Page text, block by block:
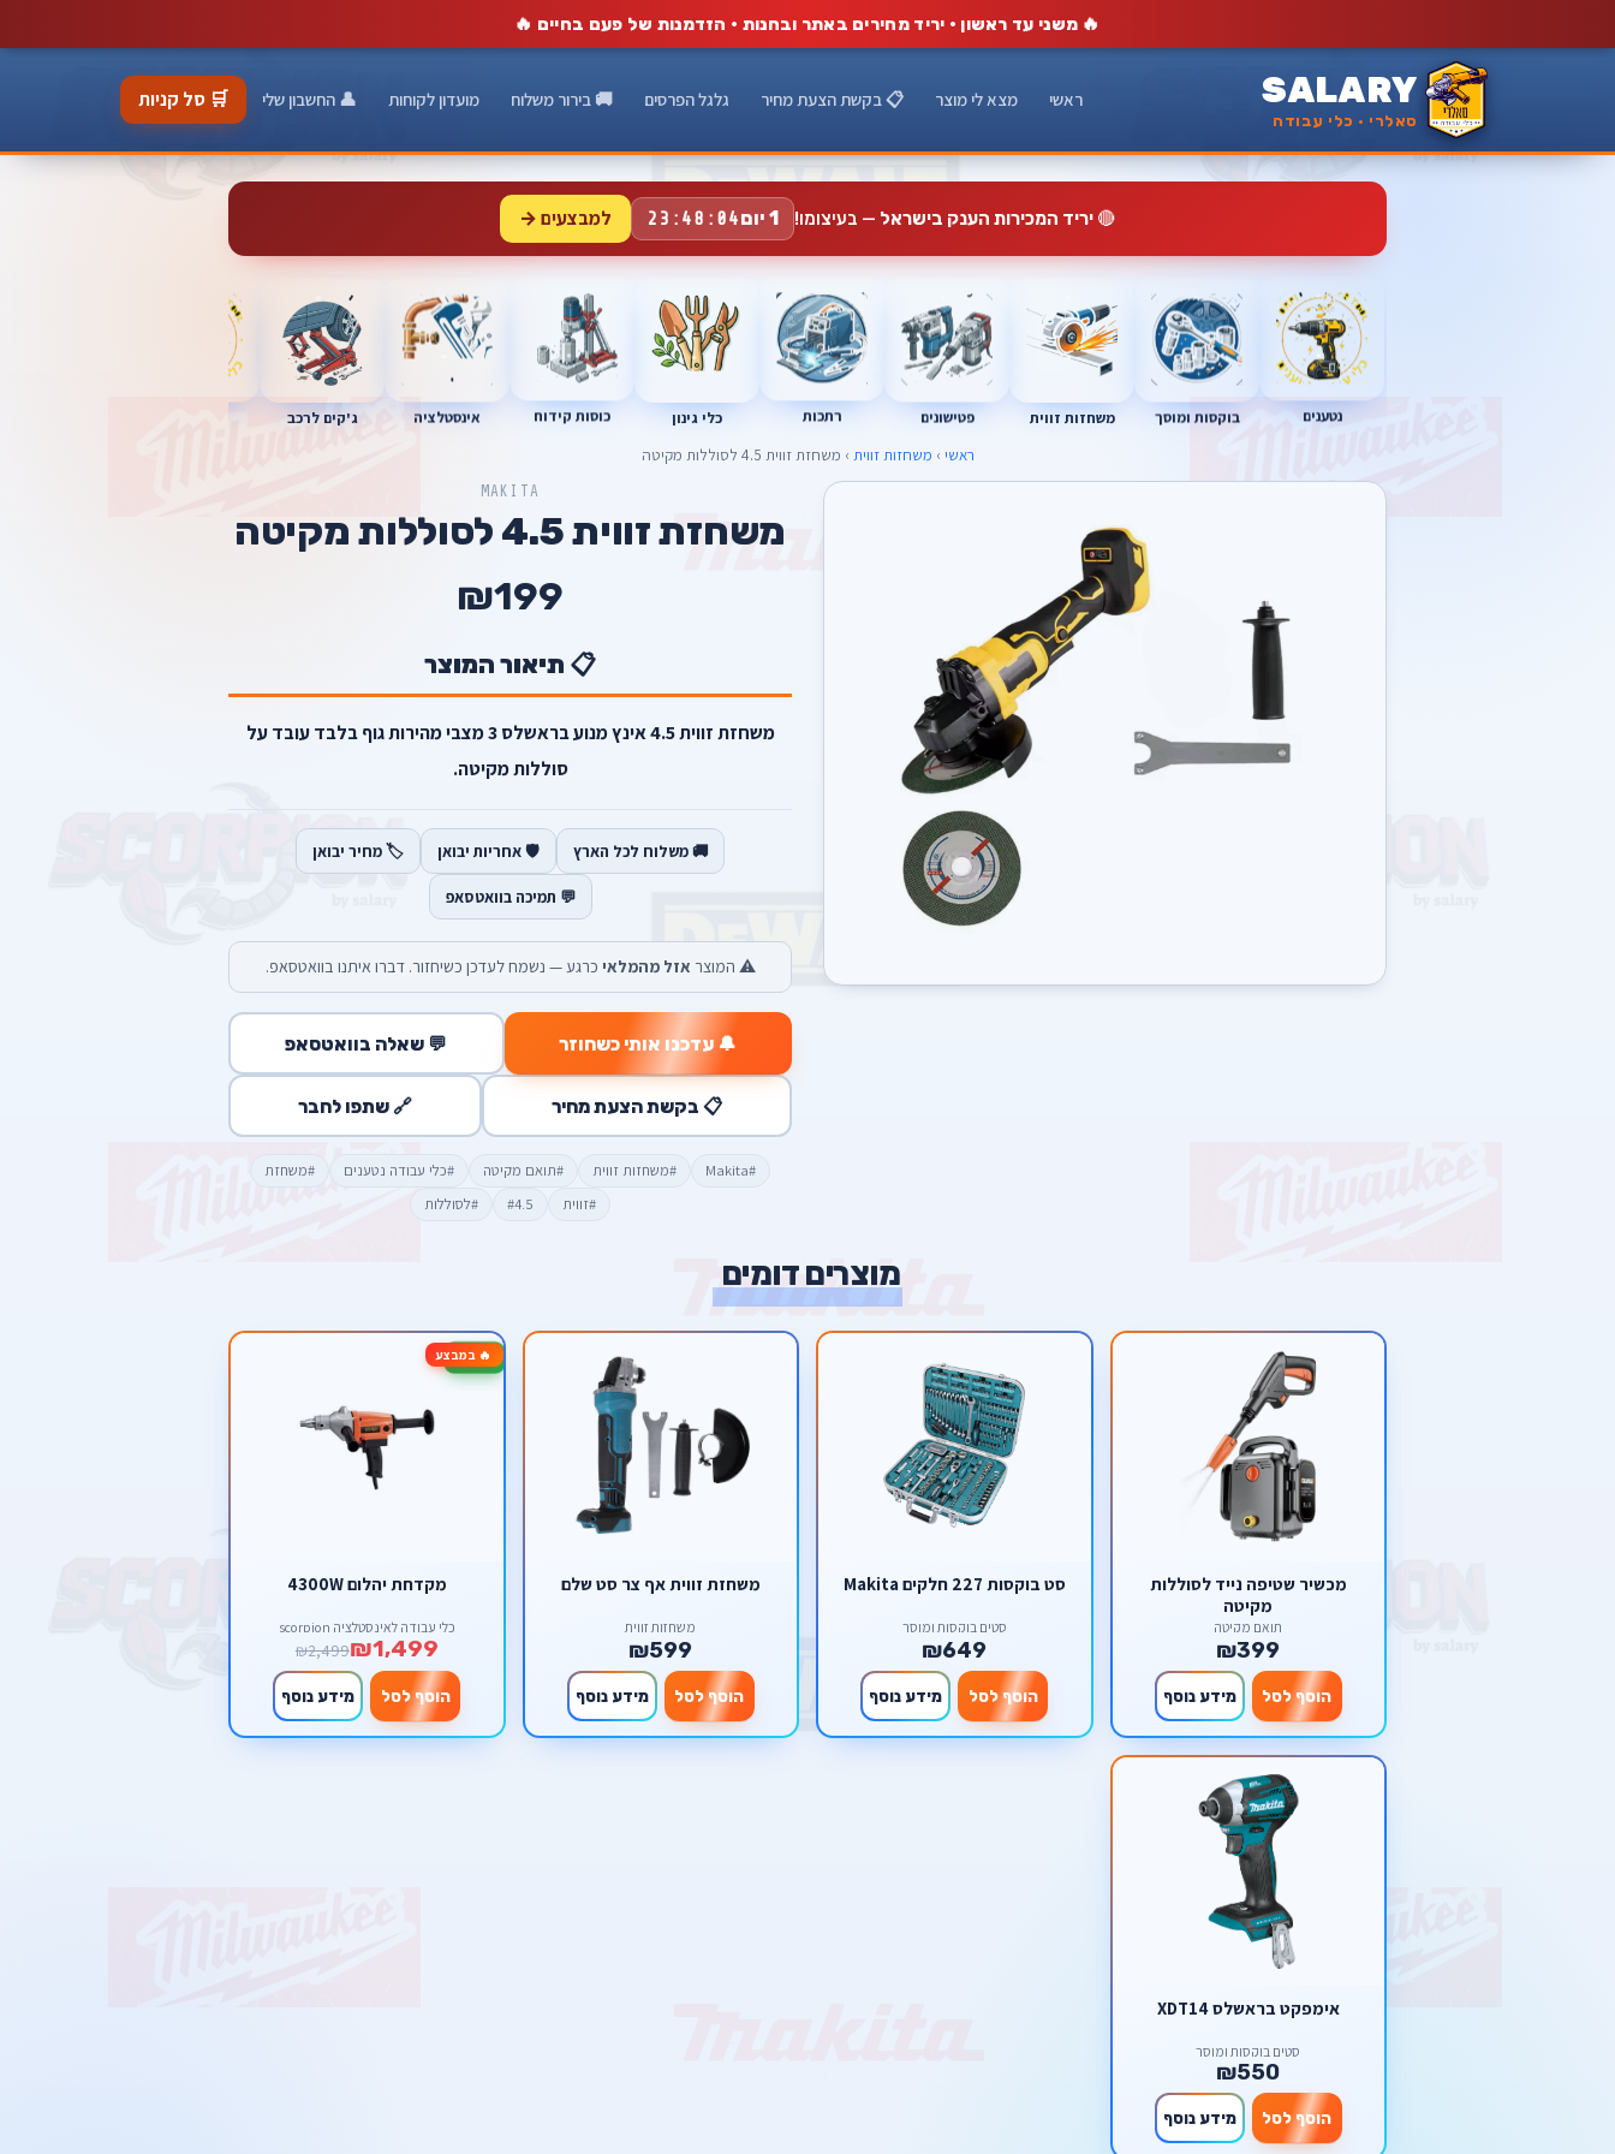
🔥 משני עד ראשון · יריד מחירים באתר ובחנות · הזדמנות של פעם בחיים 🔥
SALARY
סאלרי · כלי עבודה
ראשי מצא לי מוצר 📋 בקשת הצעת מחיר גלגל הפרסים 🚚 בירור משלוח מועדון לקוחות 👤 החשבון שלי 🛒 סל קניות
🔴יריד המכירות הענק בישראל — בעיצומו! 1 יום 23:48:03 למבצעים →
נטענים בוקסות ומוסך משחזות זווית פטישונים רתכות כלי גינון כוסות קידוח אינסטלציה ג'קים לרכב
ראשי › משחזות זווית › משחזת זווית 4.5 לסוללות מקיטה
MAKITA
משחזת זווית 4.5 לסוללות מקיטה
₪199
📋 תיאור המוצר
משחזת זווית 4.5 אינץ מנוע בראשלס 3 מצבי מהירות גוף בלבד עובד על
סוללות מקיטה.
🚚 משלוח לכל הארץ 🛡️ אחריות יבואן 🏷️ מחיר יבואן
💬 תמיכה בוואטסאפ
⚠️ המוצר אזל מהמלאי כרגע — נשמח לעדכן כשיחזור. דברו איתנו בוואטסאפ.
🔔 עדכנו אותי כשחוזר 💬 שאלה בוואטסאפ
📋 בקשת הצעת מחיר 🔗 שתפו לחבר
#Makita #משחזות זווית #תואם מקיטה #כלי עבודה נטענים
#משחזת
#זווית
#4.5 #לסוללות
מוצרים דומים
מכשיר שטיפה נייד לסוללות
מקיטה
תואם מקיטה
₪399
הוסף לסל מידע נוסף
סט בוקסות 227 חלקים Makita
סטים בוקסות ומוסך
₪649
הוסף לסל מידע נוסף
משחזת זווית אף צר סט שלם
משחזות זווית
₪599
הוסף לסל מידע נוסף
🔥 במבצע-40%
מקדחת יהלום 4300W
כלי עבודה לאינסטלציה scorpion
₪1,499
₪2,499
הוסף לסל מידע נוסף
אימפקט בראשלס XDT14
סטים בוקסות ומוסך
₪550
הוסף לסל מידע נוסף